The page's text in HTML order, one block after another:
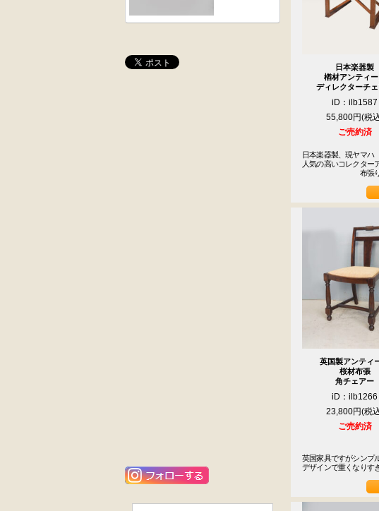
日本楽器製
楢材アンティー
ディレクターチ
iD：ilb1587
55,800円
ご売約済
日本楽器製、現ヤマハ
人気の高いコレクター
布張り替
英国製アンティ
桜材布張
角チェアー
iD：ilb1266
23,800円
ご売約済
英国家具ですがシンプ
デザインで重くなりす